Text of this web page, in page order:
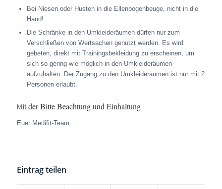
Bei Niesen oder Husten in die Ellenbogenbeuge, nicht in die
Hand!
Die Schränke in den Umkleideräumen dürfen nur zum
Verschließen von Wertsachen genutzt werden. Es wird
gebeten, direkt mit Trainingsbekleidung zu erscheinen, um
sich so gering wie möglich in den Umkleideräumen
aufzuhalten. Der Zugang zu den Umkleideräumen ist nur mit 2
Personen erlaubt.
Mit der Bitte Beachtung und Einhaltung
Euer Medifit-Team
Eintrag teilen